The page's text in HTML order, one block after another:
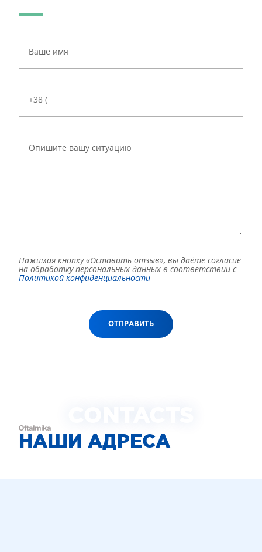
Нажимая кнопку «Оставить отзыв», вы даёте согласие
на обработку персональных данных в соответствии с
Политикой конфиденциальности
ОТПРАВИТЬ
НАШИ АДРЕСА